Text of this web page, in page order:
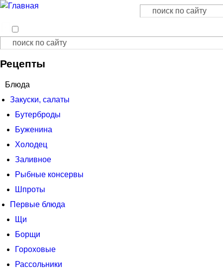
Форма поиска
Поиск
Форма поиска
Поиск
Рецепты
Блюда
Закуски, салаты
Бутерброды
Буженина
Холодец
Заливное
Рыбные консервы
Шпроты
Первые блюда
Щи
Борщи
Гороховые
Рассольники